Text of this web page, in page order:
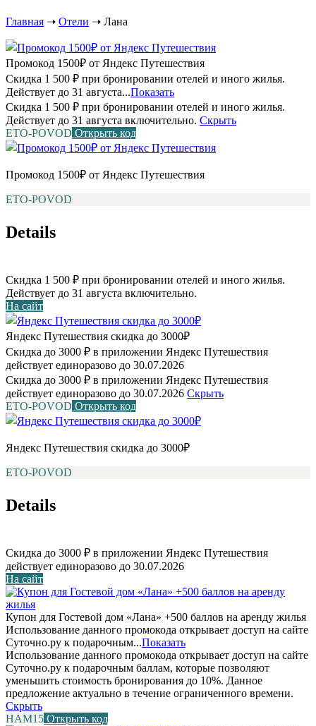
Главная ➝ Отели ➝ Лана
Промокод 1500₽ от Яндекс Путешествия
Скидка 1 500 ₽ при бронировании отелей и иного жилья.
Действует до 31 августа...Показать
Скидка 1 500 ₽ при бронировании отелей и иного жилья.
Действует до 31 августа включительно. Скрыть
ETO-POVOD Открыть код
Промокод 1500₽ от Яндекс Путешествия
ETO-POVOD
Details
Скидка 1 500 ₽ при бронировании отелей и иного жилья.
Действует до 31 августа включительно.
На сайт
Яндекс Путешествия скидка до 3000₽
Скидка до 3000 ₽ в приложении Яндекс Путешествия
действует единоразово до 30.07.2026
Скидка до 3000 ₽ в приложении Яндекс Путешествия
действует единоразово до 30.07.2026 Скрыть
ETO-POVOD Открыть код
Яндекс Путешествия скидка до 3000₽
ETO-POVOD
Details
Скидка до 3000 ₽ в приложении Яндекс Путешествия
действует единоразово до 30.07.2026
На сайт
Купон для Гостевой дом «Лана» +500 баллов на аренду жилья
Использование данного промокода открывает доступ на сайте
Суточно.ру к подарочным...Показать
Использование данного промокода открывает доступ на сайте
Суточно.ру к подарочным баллам, которые позволяют
уменьшить стоимость бронирования до 10%. Данное
предложение актуально в течение ограниченного времени.
Скрыть
НАМ15 Открыть код